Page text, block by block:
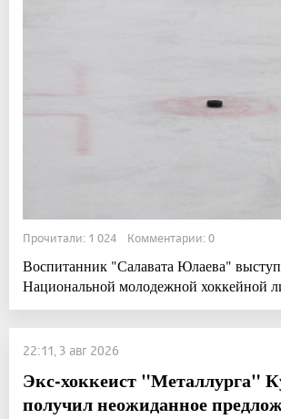
Прочитали: 1 024 Комментарии: 0
Воспитанник "Салавата Юлаева"
Национальной молодежной хоккейной
22:11, 3 авг 2026
Экс-хоккеист "Металлурга"
получил неожиданное